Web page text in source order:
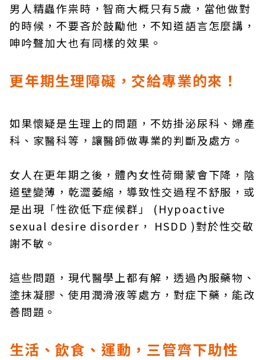
男人精蟲作祟時，智商大概只有5歲，當他做對
的時候，不要吝於鼓勵他，不知道語言怎麼講，
呻吟聲加大也有同樣的效果。
更年期生理障礙，交給專業的來！
如果懷疑是生理上的問題，不妨掛泌尿科、婦產
科、家醫科等，讓醫師做專業的判斷及處方。
女人在更年期之後，體內女性荷爾蒙會下降，陰
道壁變薄，乾澀萎縮，導致性交過程不舒服，或
是出現「性欲低下症候群」 (Hypoactive
sexual desire disorder， HSDD )對於性交敬
謝不敏。
這些問題，現代醫學上都有解，透過內服藥物、
塗抹凝膠、使用潤滑液等處方，對症下藥，能改
善問題。
生活、飲食、運動，三管齊下助性